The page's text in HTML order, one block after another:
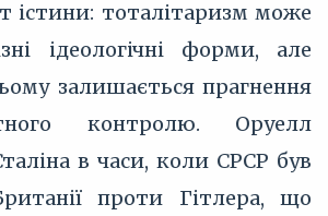
істини: тоталітаризм може
ідеологічні форми, але
залишається прагнення
контролю. Оруелл
в часи, коли СРСР був
проти Гітлера, що